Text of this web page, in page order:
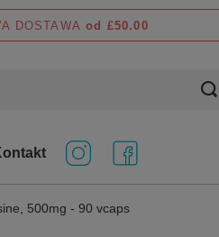
DOSTAWA od £50.00
500mg - 90 vcaps